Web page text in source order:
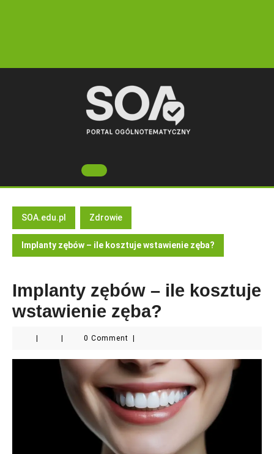
Open
Button
SOA.edu.pl Zdrowie
Implanty zębów – ile kosztuje wstawienie zęba?
Implanty zębów – ile kosztuje
wstawienie zęba?
0 Comment